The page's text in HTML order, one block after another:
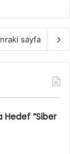
sayfa
Hedef “Siber